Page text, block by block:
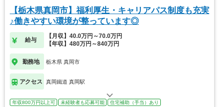
【栃木県真岡市】福利厚生・キャリアパス制度も充実
♪働きやすい環境が整っています◎
給与
【月収】40.0万円～70.0万円
【年収】480万円～840万円
勤務地 栃木県 真岡市
アクセス 真岡鐵道 真岡駅
年収800万円以上可 未経験者も応募可能
住宅補助（手当）あり